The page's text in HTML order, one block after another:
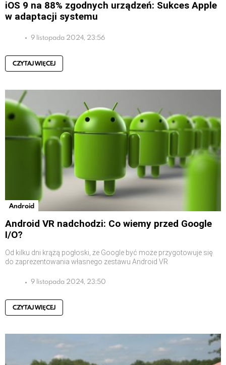
iOS 9 na 88% zgodnych urządzeń: Sukces Apple
w adaptacji systemu
9 listopada 2024, 23:56
CZYTAJ WIĘCEJ
Android
Android VR nadchodzi: Co wiemy przed Google
I/O?
Od kilku dni krążą pogłoski, że Google być może przygotowuje się
do zaprezentowania własnego zestawu Android VR
9 listopada 2024, 23:50
CZYTAJ WIĘCEJ